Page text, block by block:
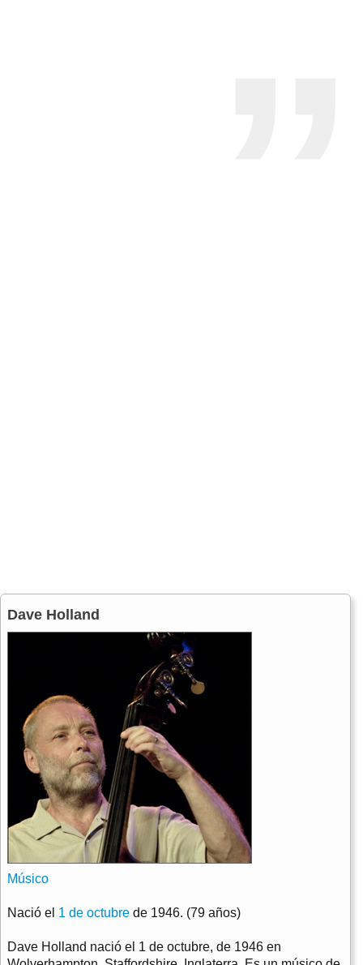
Dave Holland
Músico
Nació el 1 de octubre de 1946. (79 años)
Dave Holland nació el 1 de octubre, de 1946 en